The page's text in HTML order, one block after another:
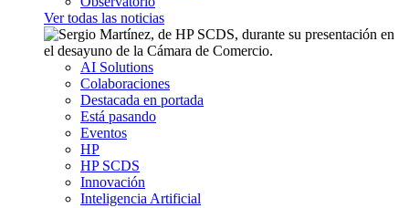
Ver todas las noticias
AI Solutions
Colaboraciones
Destacada en portada
Está pasando
Eventos
HP
HP SCDS
Innovación
Inteligencia Artificial